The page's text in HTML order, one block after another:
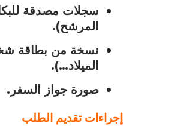
سجلات مصدقة
المرشح).
نسخة من بطاقة
الميلاد…).
صورة جواز السفر.
إجراءات تقديم الطلب